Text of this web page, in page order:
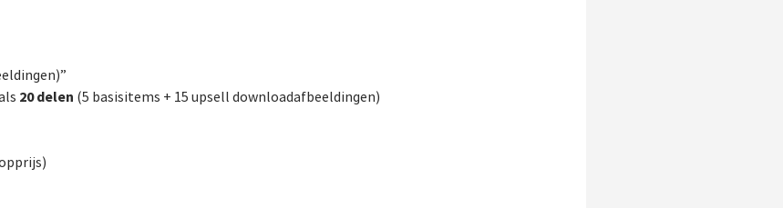
20 delen (5 basisitems + 15 upsell downloadafbeeldingen)